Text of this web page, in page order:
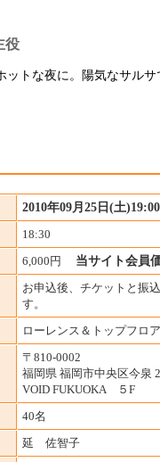
役
ットな夜に。陽気なサル
2010年09月25日(土
18:30
6,000円 当サイト会員
お申込後、チケットと振
す。
ローレンス＆トップフロア
〒810-0002
福岡県 福岡市中央区今泉
VOID FUKUOKA ５F
40名
延 佐智子